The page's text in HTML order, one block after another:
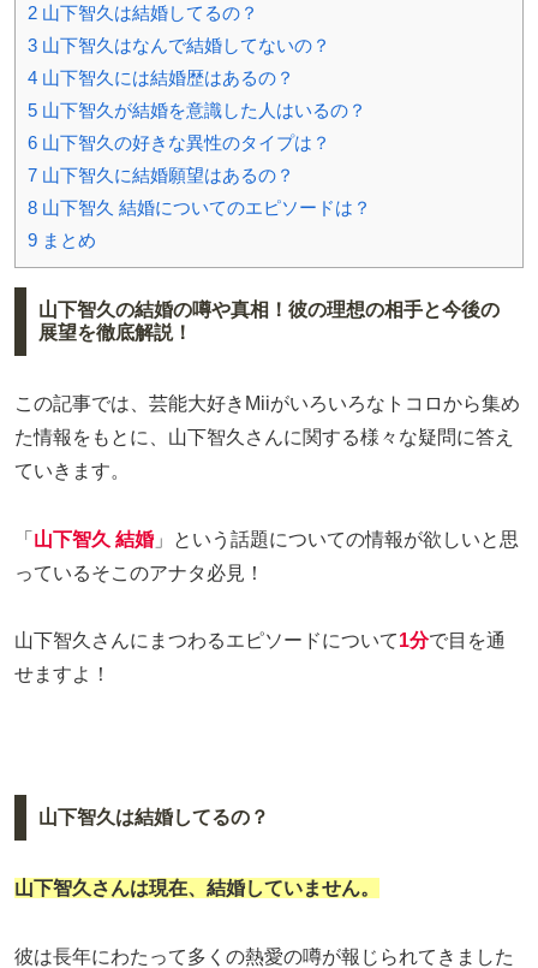
2 山下智久は結婚してるの？
3 山下智久はなんで結婚してないの？
4 山下智久には結婚歴はあるの？
5 山下智久が結婚を意識した人はいるの？
6 山下智久の好きな異性のタイプは？
7 山下智久に結婚願望はあるの？
8 山下智久 結婚についてのエピソードは？
9 まとめ
山下智久の結婚の噂や真相！彼の理想の相手と今後の
展望を徹底解説！
この記事では、芸能大好きMiiがいろいろなトコロから集め
た情報をもとに、山下智久さんに関する様々な疑問に答え
ていきます。
「 山下智久 結婚 」という話題についての情報が欲しいと思
っているそこのアナタ必見！
山下智久さんにまつわるエピソードについて1分で目を通
せますよ！
山下智久は結婚してるの？
山下智久さんは現在、結婚していません。
彼は長年にわたって多くの熱愛の噂が報じられてきました